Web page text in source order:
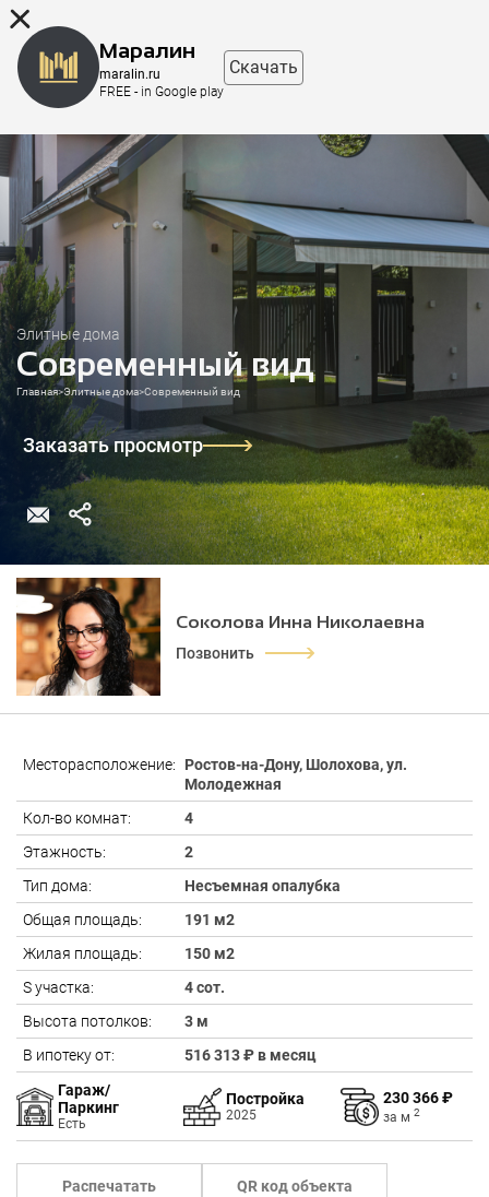
Элитные дома
Современный вид
Главная>Элитные дома>Современный вид
Заказать просмотр
Соколова Инна Николаевна
Позвонить
Месторасположение:
Ростов-на-Дону, Шолохова, ул.
Молодежная
Кол-во комнат:
4
Этажность:
2
Тип дома:
Несъемная опалубка
Общая площадь:
191 м2
Жилая площадь:
150 м2
S участка:
4 сот.
Высота потолков:
3 м
В ипотеку от:
516 313 ₽ в месяц
Гараж/
Паркинг
Есть
Постройка
2025
230 366 ₽
за м 2
Распечатать QR код объекта
Маралин
maralin.ru
FREE - in Google play
Скачать